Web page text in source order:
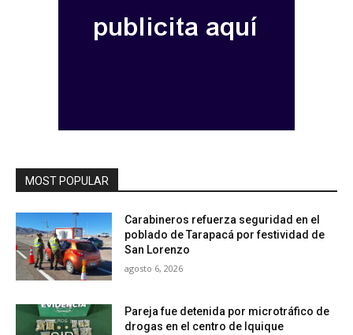
MOST POPULAR
Carabineros refuerza seguridad en el
poblado de Tarapacá por festividad de
San Lorenzo
agosto 6, 2026
Pareja fue detenida por microtráfico de
drogas en el centro de Iquique